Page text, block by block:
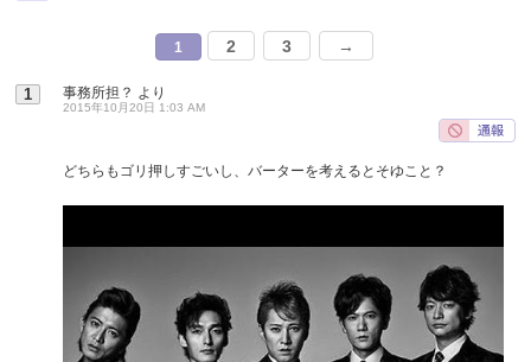
1 2 3 →
1 事務所担？ より
2015年10月20日 1:03 AM
どちらもゴリ押しすごいし、バーターを考えるとそゆこと？